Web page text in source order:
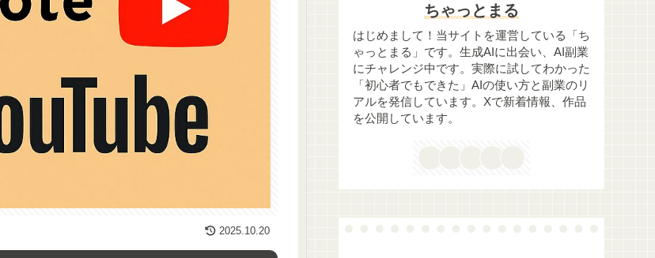
2025.10.20
ちゃっとまる
はじめまして！当サイトを運営している「ち
ゃっとまる」です。生成AIに出会い、AI副業
にチャレンジ中です。実際に試してわかった
「初心者でもできた」AIの使い方と副業のリ
アルを発信しています。Xで新着情報、作品
を公開しています。